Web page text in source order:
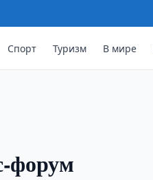
Спорт Туризм В мире
форум